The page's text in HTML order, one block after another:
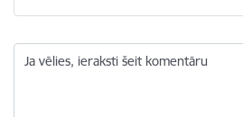
Ja vēlies, ieraksti šeit komentāru